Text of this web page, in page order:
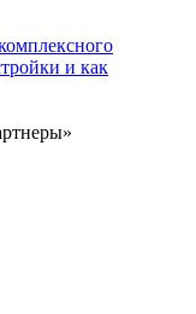
и как